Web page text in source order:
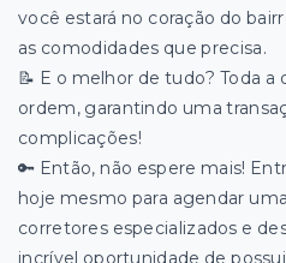
você estará no coração do
as comodidades que precisa.
📝 E o melhor de tudo? Toda
ordem, garantindo uma
complicações!
🔑 Então, não espere mais!
hoje mesmo para agendar
corretores especializados e
incrível oportunidade de